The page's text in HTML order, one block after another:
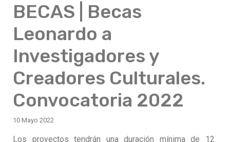
BECAS | Becas
Leonardo a
Investigadores y
Creadores Culturales.
Convocatoria 2022
10 Mayo 2022
Los proyectos tendrán una duración mínima de 12